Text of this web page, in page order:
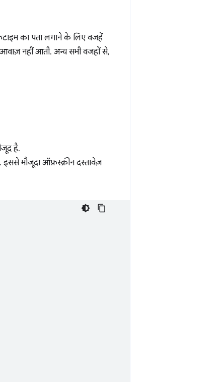
का पता लगाने के लिए वजहें
नहीं आती. अन्य सभी वजहों से,
है.
मौजूदा ऑफ़स्क्रीन दस्तावेज़